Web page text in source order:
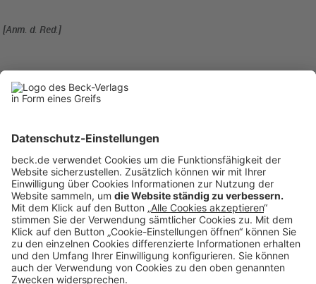
[Anm. d. Red.]
becklink364629
Rubriken
Menü
Anzeigen